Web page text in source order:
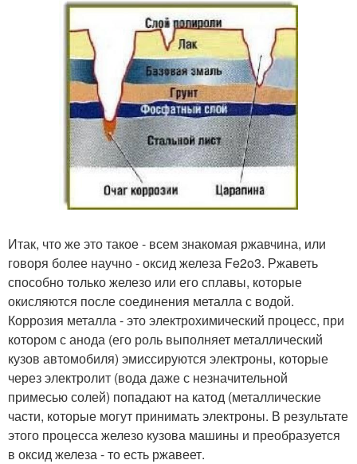
Итак, что же это такое - всем знакомая ржавчина, или
говоря более научно - оксид железа Fe2o3. Ржаветь
способно только железо или его сплавы, которые
окисляются после соединения металла с водой.
Коррозия металла - это электрохимический процесс, при
котором с анода (его роль выполняет металлический
кузов автомобиля) эмиссируются электроны, которые
через электролит (вода даже с незначительной
примесью солей) попадают на катод (металлические
части, которые могут принимать электроны. В результате
этого процесса железо кузова машины и преобразуется
в оксид железа - то есть ржавеет.